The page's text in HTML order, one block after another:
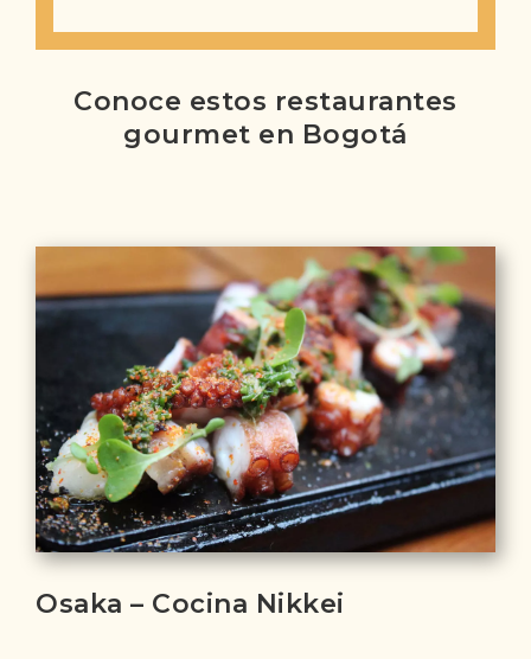
Conoce estos restaurantes
gourmet en Bogotá
Osaka – Cocina Nikkei